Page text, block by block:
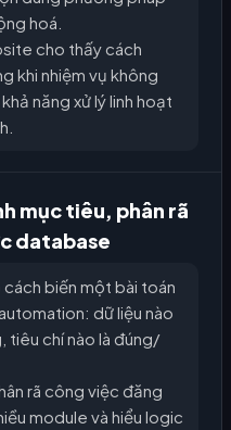
hoá.
cho thấy cách
khi nhiệm vụ không
năng xử lý linh hoạt
mục tiêu, phân rã
database
biến một bài toán
dữ liệu nào
tiêu chí nào là đúng/
rã công việc đăng
module và hiểu logic